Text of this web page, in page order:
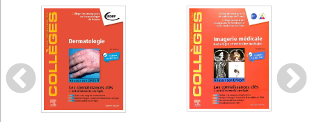
En stock En stock